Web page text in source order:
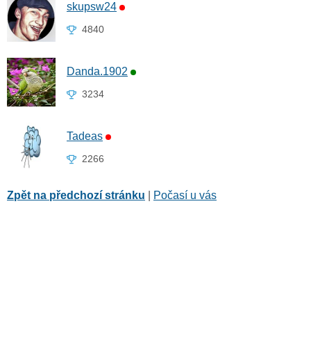
skupsw24
4840
Danda.1902
3234
Tadeas
2266
Zpět na předchozí stránku Počasí u vás